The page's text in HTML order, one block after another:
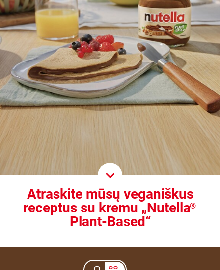
Scroll
Atraskite mūsų veganiškus
receptus su kremu „Nutella®
Plant-Based“